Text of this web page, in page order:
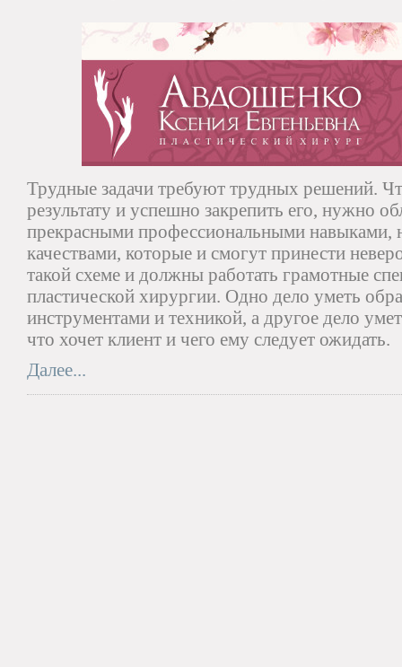
Трудные задачи требуют трудных решений.
результату и успешно закрепить его, нужно
прекрасными профессиональными
качествами, которые и смогут принести
такой схеме и должны работать грамотные
пластической хирургии. Одно дело уметь
инструментами и техникой, а другое дело
что хочет клиент и чего ему следует ожидать.
Далее...